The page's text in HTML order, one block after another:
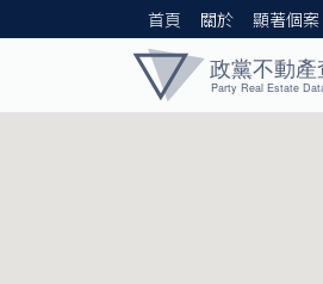
首頁 關於 顯著個案